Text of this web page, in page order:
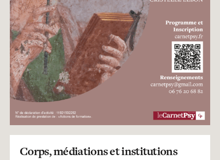
Corps, médiations et institutions